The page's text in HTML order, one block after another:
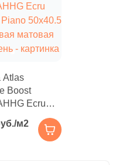
Atlas
Boost
Ecru
Piano 50x40.5
матовая
м2